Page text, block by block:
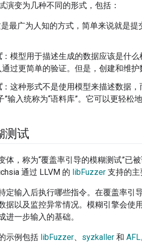
演变为几种不同的形式，包括：
最广为人知的方式，简单来说就是
：模型用于描述生成的数据应该是什
过更简单的验证。但是，创建和维
：这种形式不是使用模型来描述数据
输入统称为“语料库”。 它可以更轻松
测试
体，称为“覆盖率引导的模糊测试”已
通过 LLVM 的 libFuzzer 支持的主
输入后执行哪些指令。 在覆盖率引
据以及监控异常情况。模糊引擎会使
进一步输入的基础。
示例包括 libFuzzer、 syzkaller 和 AFL